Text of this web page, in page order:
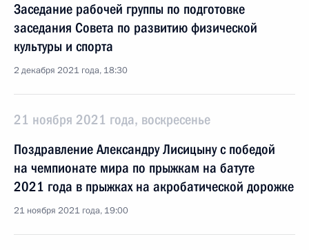
Заседание рабочей группы по подготовке
заседания Совета по развитию физической
культуры и спорта
2 декабря 2021 года, 18:30
21 ноября 2021 года, воскресенье
Поздравление Александру Лисицыну с победой
на чемпионате мира по прыжкам на батуте
2021 года в прыжках на акробатической дорожке
21 ноября 2021 года, 19:00